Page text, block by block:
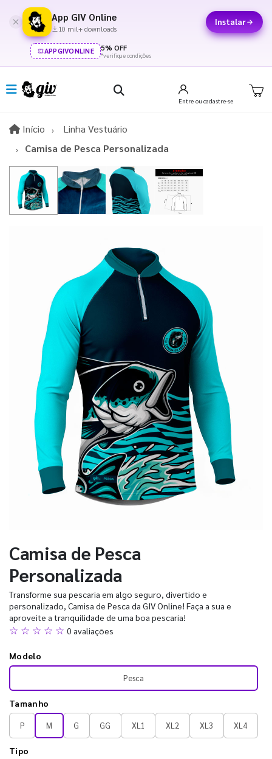
App GIV Online
10 mil+ downloads
Instalar
APPGIVONLINE 5% OFF
*verifique condições
Entre ou cadastre-se
Início InícioLinha Vestuário
Camisa de Pesca Personalizada
Camisa de Pesca
Personalizada
Transforme sua pescaria em algo seguro, divertido e
personalizado, Camisa de Pesca da GIV Online! Faça a sua e
aproveite a tranquilidade de uma boa pescaria!
☆ ☆ ☆ ☆ ☆ 0 avaliações
Modelo
Pesca
Tamanho
P M G GG XL1 XL2 XL3 XL4
Tipo